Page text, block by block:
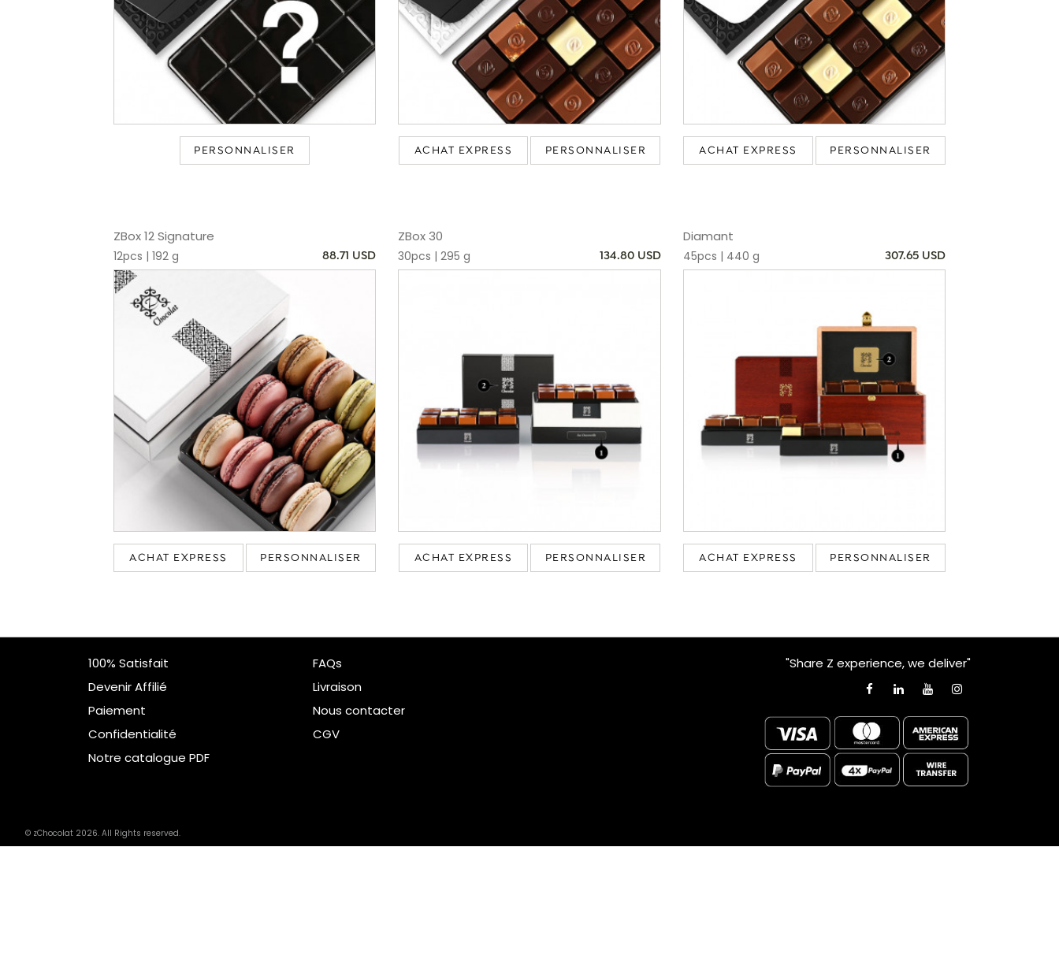
PERSONNALISER ACHAT EXPRESS PERSONNALISER ACHAT EXPRESS PERSONNALISER
ZBox 12 Signature
12pcs | 192 g 88.71 USD
ACHAT EXPRESS PERSONNALISER
ZBox 30
30pcs | 295 g 134.80 USD
ACHAT EXPRESS PERSONNALISER
Diamant
45pcs | 440 g 307.65 USD
ACHAT EXPRESS PERSONNALISER
100% Satisfait
Devenir Affilié
Paiement
Confidentialité
Notre catalogue PDF
FAQs
Livraison
Nous contacter
CGV
"Share Z experience, we deliver"
© zChocolat 2026. All Rights reserved.